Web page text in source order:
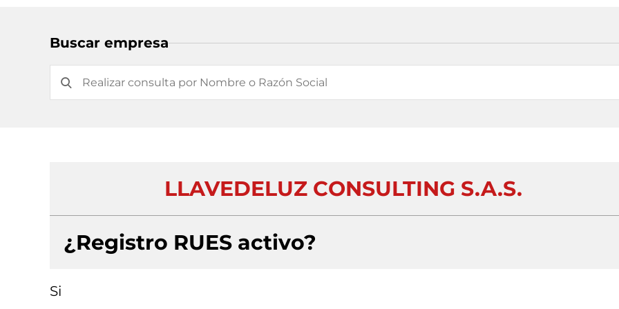
Buscar empresa
LLAVEDELUZ CONSULTING S.A.S.
¿Registro RUES activo?
Si